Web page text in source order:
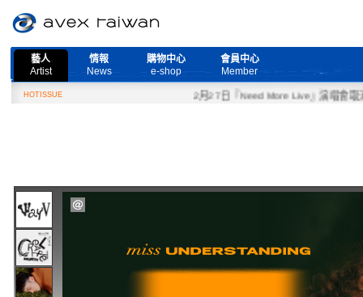
藝人
Artist
情報
News
購物中心
e-shop
會員中心
Member
HOTISSUE 2月27日『Need More Live』演唱會取消公